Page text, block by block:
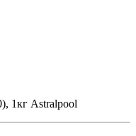
1кг Astralpool